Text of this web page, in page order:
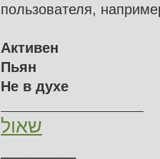
пользователя,
Активен
Пьян
Не в духе
שאול